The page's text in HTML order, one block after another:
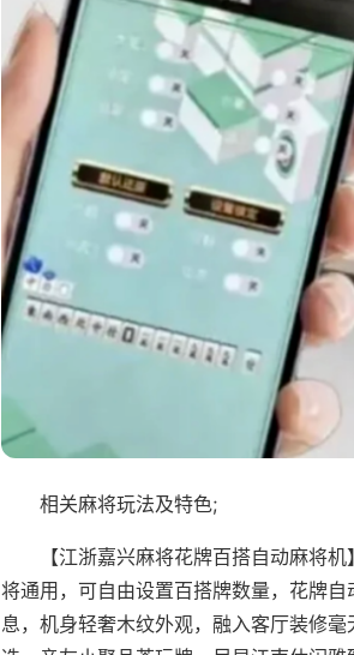
相关麻将玩法及特色;
【江浙嘉兴麻将花牌百搭自动麻将
将通用，可自由设置百搭牌数量，花牌
息，机身轻奢木纹外观，融入客厅装修